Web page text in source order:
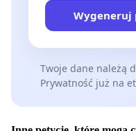
Wygeneruj
Twoje dane należą
Prywatność już na